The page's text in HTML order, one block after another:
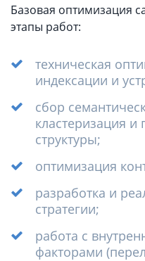
сайта
в
ТОП
Базовая оптимизация
этапы работ:
техническая
индексации и
сбор
кластеризация
структуры;
оптимизация
разработка и
стратегии;
работа с
факторами